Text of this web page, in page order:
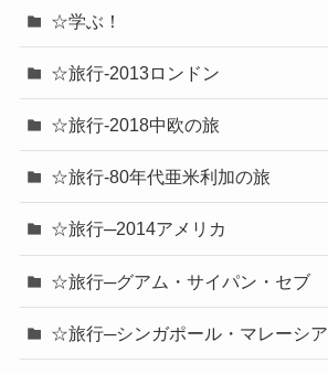
☆学ぶ！
☆旅行-2013ロンドン
☆旅行-2018中欧の旅
☆旅行-80年代亜米利加の旅
☆旅行─2014アメリカ
☆旅行─グアム・サイパン・セブ
☆旅行─シンガポール・マレーシア